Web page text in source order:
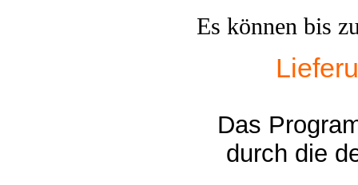
Es können bis
Das
durch die